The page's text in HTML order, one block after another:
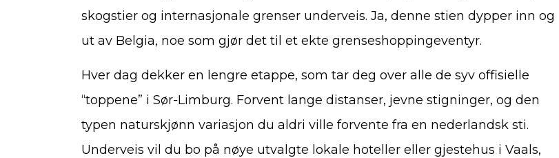
skogstier og internasjonale grenser underveis. Ja, denne stien dypper inn og
ut av Belgia, noe som gjør det til et ekte grenseshoppingeventyr.
Hver dag dekker en lengre etappe, som tar deg over alle de syv offisielle
“toppene” i Sør-Limburg. Forvent lange distanser, jevne stigninger, og den
typen naturskjønn variasjon du aldri ville forvente fra en nederlandsk sti.
Underveis vil du bo på nøye utvalgte lokale hoteller eller gjestehus i Vaals,